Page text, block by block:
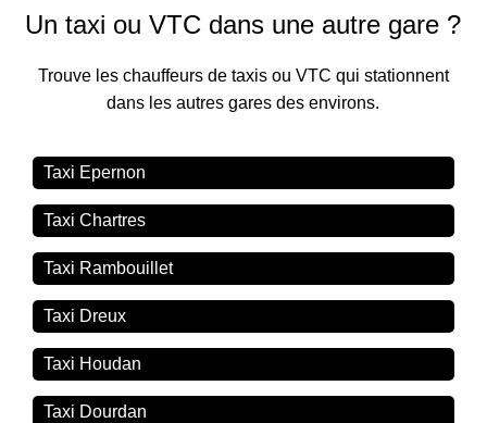
Un taxi ou VTC dans une autre gare ?
Trouve les chauffeurs de taxis ou VTC qui stationnent
dans les autres gares des environs.
Taxi Epernon
Taxi Chartres
Taxi Rambouillet
Taxi Dreux
Taxi Houdan
Taxi Dourdan